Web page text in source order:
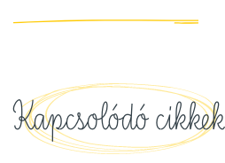
Kapcsolódó cikkek